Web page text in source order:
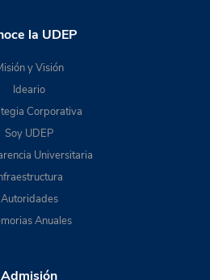
la UDEP
y Visión
Ideario
Corporativa
Soy UDEP
Universitaria
Autoridades
Anuales
Admisión